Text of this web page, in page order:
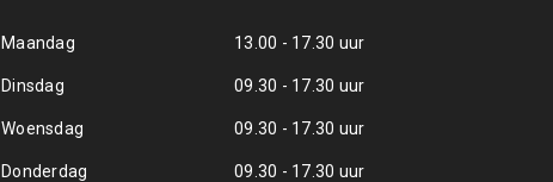
Maandag 13.00 - 17.30 uur
Dinsdag 09.30 - 17.30 uur
Woensdag 09.30 - 17.30 uur
Donderdag 09.30 - 17.30 uur